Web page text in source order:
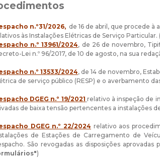
n.º31/2026, de 16 de abril, que procede à
às Instalações Elétricas de Serviço
n.º 13961/2024, de 26 de novembro,
Lei n.º 96/2017, de 10 de agosto, na sua
n.º 13533/2024, de 14 de novembro,
de serviço público (RESP) e o averbamento
DGEG n.º 19/2021 relativo à inspeção de
de baixa tensão pertencentes a instalações
DGEG n.º 22/2024 relativo aos
de Estações de Carregamento de
São revogadas as disposições
)